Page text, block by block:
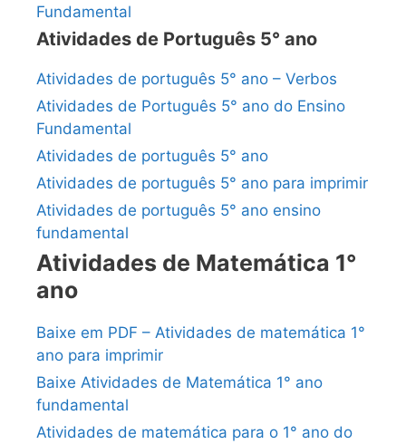
Fundamental
Atividades de Português 5° ano
Atividades de português 5° ano – Verbos
Atividades de Português 5° ano do Ensino
Fundamental
Atividades de português 5° ano
Atividades de português 5° ano para imprimir
Atividades de português 5° ano ensino
fundamental
Atividades de Matemática 1°
ano
Baixe em PDF – Atividades de matemática 1°
ano para imprimir
Baixe Atividades de Matemática 1° ano
fundamental
Atividades de matemática para o 1° ano do